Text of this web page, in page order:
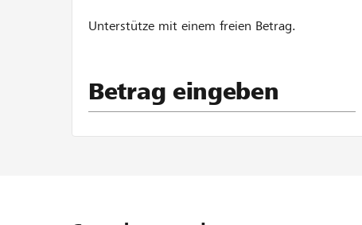
Unterstütze mit einem freien Betrag.
Betrag eingeben